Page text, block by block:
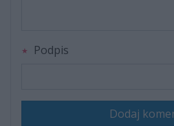
Podpis
Dodaj